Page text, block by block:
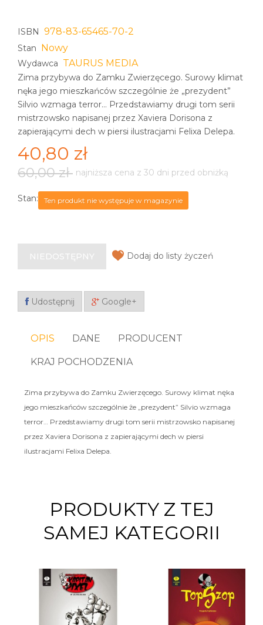
ISBN 978-83-65465-70-2
Stan Nowy
Wydawca TAURUS MEDIA
Zima przybywa do Zamku Zwierzęcego. Surowy klimat
nęka jego mieszkańców szczególnie że „prezydent”
Silvio wzmaga terror… Przedstawiamy drugi tom serii
mistrzowsko napisanej przez Xaviera Dorisona z
zapierającymi dech w piersi ilustracjami Felixa Delepa.
40,80 zł
60,00 zł najniższa cena z 30 dni przed obniżką
Stan: Ten produkt nie występuje w magazynie
NIEDOSTĘPNY Dodaj do listy życzeń
Udostępnij Google+
OPIS DANE PRODUCENT
KRAJ POCHODZENIA
Zima przybywa do Zamku Zwierzęcego. Surowy klimat nęka
jego mieszkańców szczególnie że „prezydent” Silvio wzmaga
terror… Przedstawiamy drugi tom serii mistrzowsko napisanej
przez Xaviera Dorisona z zapierającymi dech w piersi
ilustracjami Felixa Delepa.
PRODUKTY Z TEJ
SAMEJ KATEGORII